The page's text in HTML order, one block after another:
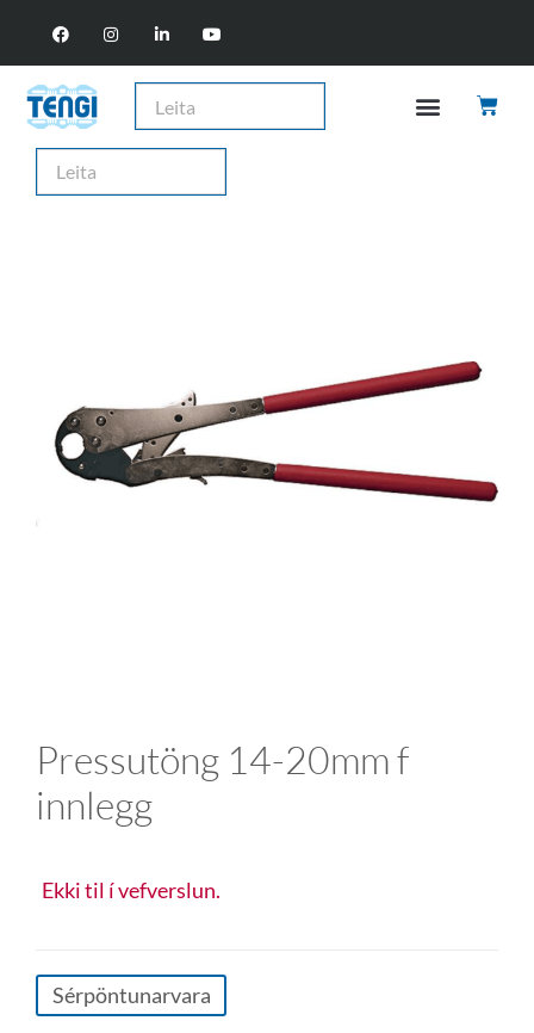
Pressutöng 14-20mm f
innlegg
Ekki til í vefverslun.
Sérpöntunarvara